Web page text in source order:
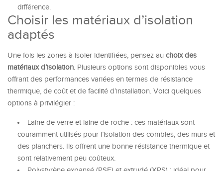
différence.
Choisir les matériaux d’isolation
adaptés
Une fois les zones à isoler identifiées, pensez au choix des
matériaux d’isolation. Plusieurs options sont disponibles vous
offrant des performances variées en termes de résistance
thermique, de coût et de facilité d’installation. Voici quelques
options à privilégier :
Laine de verre et laine de roche : ces matériaux sont
couramment utilisés pour l’isolation des combles, des murs et
des planchers. Ils offrent une bonne résistance thermique et
sont relativement peu coûteux.